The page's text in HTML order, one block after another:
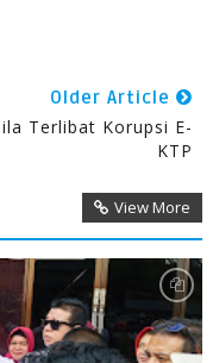
Older Article
Terlibat Korupsi E-
KTP
View More